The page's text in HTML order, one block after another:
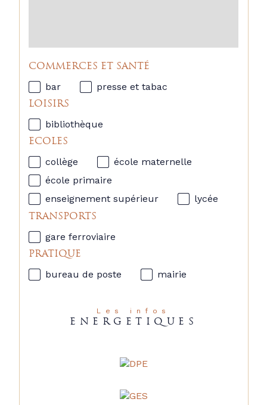
COMMERCES ET SANTÉ
bar presse et tabac
LOISIRS
bibliothèque
ECOLES
collège
école maternelle
école primaire
enseignement supérieur
lycée
TRANSPORTS
gare ferroviaire
PRATIQUE
bureau de poste mairie
Les infos
ENERGETIQUES